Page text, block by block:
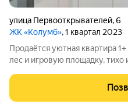
улица Первооткрывателей,6
ЖК «Колумб», 1 квартал 2023
Продаётся уютная квартира
лес и игровую площадку, тихо и спокойно.
переход в надземный
рядом, собственная